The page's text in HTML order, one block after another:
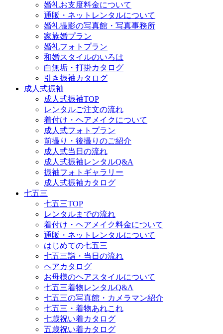
婚礼お支度料金について
通販・ネットレンタルについて
婚礼撮影の写真館・写真事務所
家族婚プラン
婚礼フォトプラン
和婚スタイルのいろは
白無垢・打掛カタログ
引き振袖カタログ
成人式振袖
成人式振袖TOP
レンタルご注文の流れ
着付け・ヘアメイクについて
成人式フォトプラン
前撮り・後撮りのご紹介
成人式当日の流れ
成人式振袖レンタルQ&A
振袖フォトギャラリー
成人式振袖カタログ
七五三
七五三TOP
レンタルまでの流れ
着付け・ヘアメイク料金について
通販・ネットレンタルについて
はじめての七五三
七五三詣・当日の流れ
ヘアカタログ
お母様のヘアスタイルについて
七五三着物レンタルQ&A
七五三の写真館・カメラマン紹介
七五三・着物あれこれ
七歳祝い着カタログ
五歳祝い着カタログ